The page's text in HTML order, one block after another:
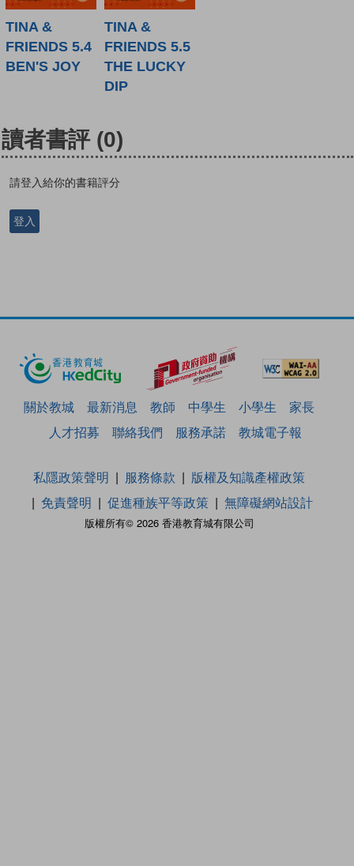
TINA &
FRIENDS 5.4
BEN'S JOY
TINA &
FRIENDS 5.5
THE LUCKY
DIP
讀者書評 (0)
請登入給你的書籍評分
登入
關於教城 最新消息 教師 中學生 小學生
家長
人才招募
聯絡我們 服務承諾 教城電子報
版權所有© 2026 香港教育城有限公司
私隱政策聲明 服務條款
版權及知識產權政策
免責聲明
促進種族平等政策 無障礙網站設計